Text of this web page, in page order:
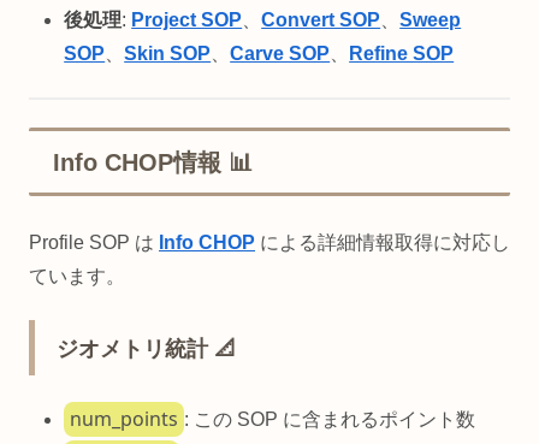
後処理: Project SOP 、Convert SOP 、Sweep
SOP 、Skin SOP 、Carve SOP Refine SOP
Info CHOP情報 📊
Profile SOP は Info CHOP による詳細情報取得に対応し
ています。
ジオメトリ統計 📐
num_points : この SOP に含まれるポイント数